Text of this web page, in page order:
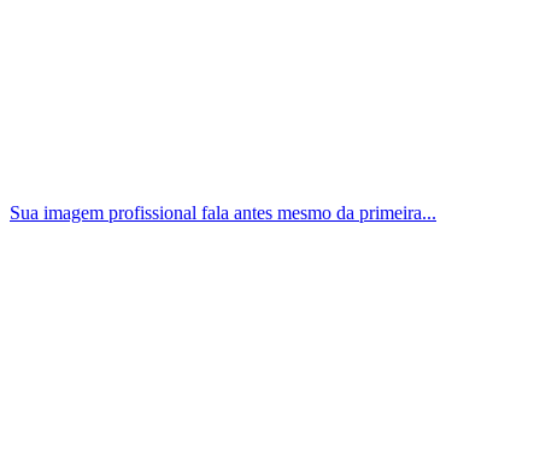
Sua imagem profissional fala antes mesmo da primeira...